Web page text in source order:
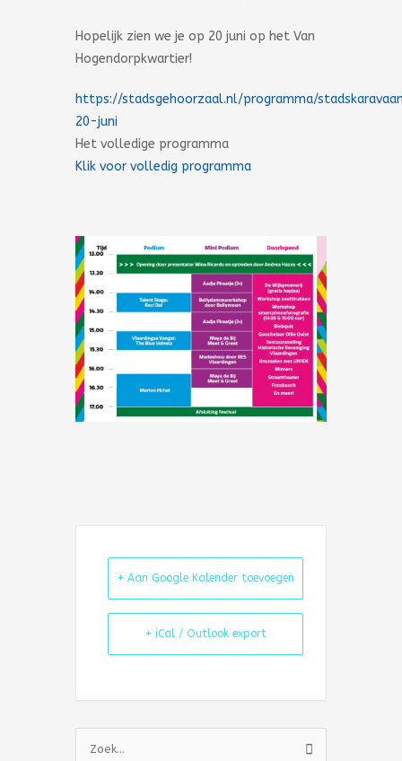
Hopelijk zien we je op 20 juni op het Van
Hogendorpkwartier!
https://stadsgehoorzaal.nl/programma/
20-juni
Het volledige programma
Klik voor volledig programma
+ Aan Google Kalender toevoegen
+ iCal / Outlook export
Zoek